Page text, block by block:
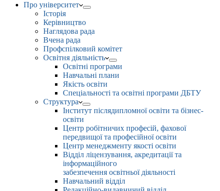
Про університет
Історія
Керівництво
Наглядова рада
Вчена рада
Профспілковий комітет
Освітня діяльність
Освітні програми
Навчальні плани
Якість освіти
Спеціальності та освітні програми ДБТУ
Структура
Інститут післядипломної освіти та бізнес-
освіти
Центр робітничих професій, фахової
передвищої та професійної освіти
Центр менеджменту якості освіти
Відділ ліцензування, акредитації та
інформаційного
забезпечення освітньої діяльності
Навчальний відділ